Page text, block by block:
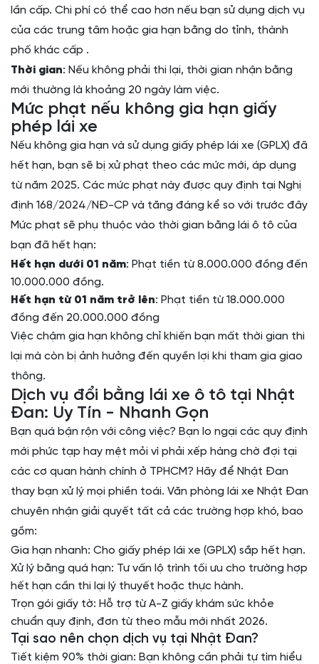
lần cấp. Chi phí có thể cao hơn nếu bạn sử dụng dịch vụ
của các trung tâm hoặc gia hạn bằng do tỉnh, thành
phố khác cấp .
Thời gian: Nếu không phải thi lại, thời gian nhận bằng
mới thường là khoảng 20 ngày làm việc.
Mức phạt nếu không gia hạn giấy
phép lái xe
Nếu không gia hạn và sử dụng giấy phép lái xe (GPLX) đã
hết hạn, bạn sẽ bị xử phạt theo các mức mới, áp dụng
từ năm 2025. Các mức phạt này được quy định tại Nghị
định 168/2024/NĐ-CP và tăng đáng kể so với trước đây
Mức phạt sẽ phụ thuộc vào thời gian bằng lái ô tô của
bạn đã hết hạn:
Hết hạn dưới 01 năm: Phạt tiền từ 8.000.000 đồng đến
10.000.000 đồng.
Hết hạn từ 01 năm trở lên: Phạt tiền từ 18.000.000
đồng đến 20.000.000 đồng
Việc chậm gia hạn không chỉ khiến bạn mất thời gian thi
lại mà còn bị ảnh hưởng đến quyền lợi khi tham gia giao
thông.
Dịch vụ đổi bằng lái xe ô tô tại Nhật
Đan: Uy Tín - Nhanh Gọn
Bạn quá bận rộn với công việc? Bạn lo ngại các quy định
mới phức tạp hay mệt mỏi vì phải xếp hàng chờ đợi tại
các cơ quan hành chính ở TPHCM? Hãy để Nhật Đan
thay bạn xử lý mọi phiền toái. Văn phòng lái xe Nhật Đan
chuyên nhận giải quyết tất cả các trường hợp khó, bao
gồm:
Gia hạn nhanh: Cho giấy phép lái xe (GPLX) sắp hết hạn.
Xử lý bằng quá hạn: Tư vấn lộ trình tối ưu cho trường hợp
hết hạn cần thi lại lý thuyết hoặc thực hành.
Trọn gói giấy tờ: Hỗ trợ từ A-Z giấy khám sức khỏe
chuẩn quy định, đơn từ theo mẫu mới nhất 2026.
Tại sao nên chọn dịch vụ tại Nhật Đan?
Tiết kiệm 90% thời gian: Bạn không cần phải tự tìm hiểu